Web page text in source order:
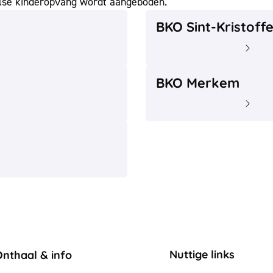
BKO Sint-Kristoffel
BKO Sint-
Lees
BKO Merkem
Lees
& openingsuren
& info Nuttige links